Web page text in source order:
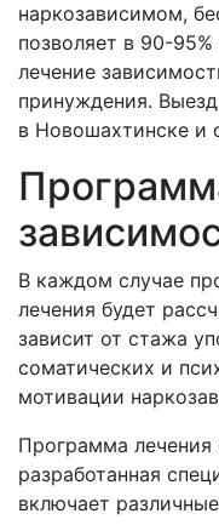
наркозависимом,
позволяет в 90-95%
лечение
принуждения.
в Новошахтинске и
В каждом случае
лечения будет
зависит от стажа
соматических и
мотивации
Программа лечения
разработанная
включает